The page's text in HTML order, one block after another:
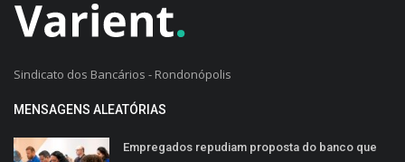
Sindicato dos Bancários - Rondonópolis
MENSAGENS ALEATÓRIAS
Empregados repudiam proposta do banco que